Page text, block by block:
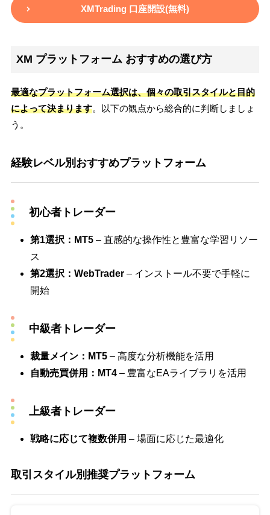
XMTrading 口座開設(無料)
XM プラットフォーム おすすめの選び方
最適なプラットフォーム選択は、個々の取引スタイルと目的
によって決まります。以下の観点から総合的に判断しましょ
う。
経験レベル別おすすめプラットフォーム
初心者トレーダー
第1選択：MT5– 直感的な操作性と豊富な学習リソー
ス
第2選択：WebTrader– インストール不要で手軽に
開始
中級者トレーダー
裁量メイン：MT5– 高度な分析機能を活用
自動売買併用：MT4– 豊富なEAライブラリを活用
上級者トレーダー
戦略に応じて複数併用 – 場面に応じた最適化
取引スタイル別推奨プラットフォーム